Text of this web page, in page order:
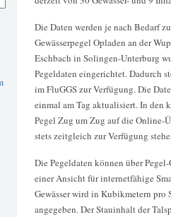
Die Daten werden je nach Bedarf
Gewässerpegel Opladen an der
Eschbach in Solingen-Unterburg
Pegeldaten eingerichtet. Dadurch
im FluGGS zur Verfügung. Die
einmal am Tag aktualisiert. In den
Pegel Zug um Zug auf die Online-
stets zeitgleich zur Verfügung
Die Pegeldaten können über
einer Ansicht für internetfähige
Gewässer wird in Kubikmetern pro
angegeben. Der Stauinhalt der